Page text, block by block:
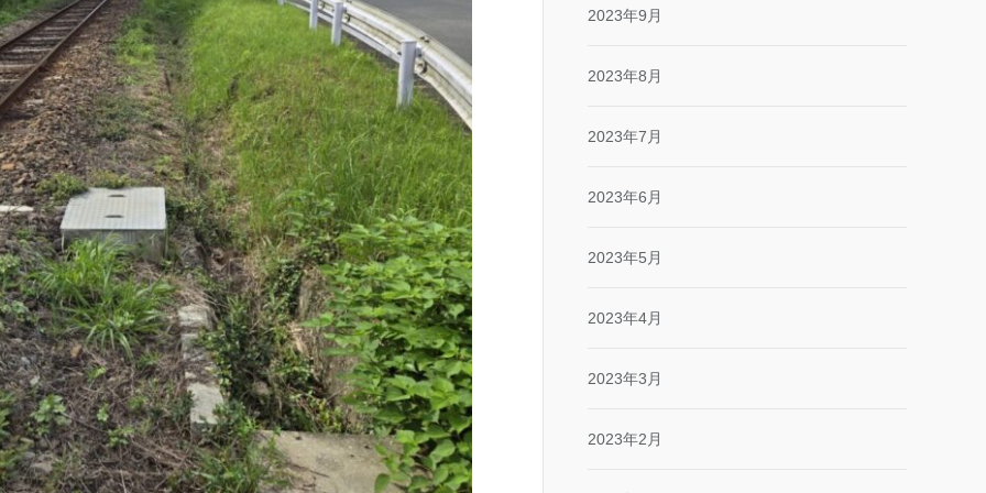
2023年9月
2023年8月
2023年7月
2023年6月
2023年5月
2023年4月
2023年3月
2023年2月